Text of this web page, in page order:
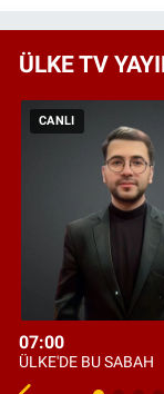
ÜLKE TV
CANLI
07:00
ÜLKE'DE BU SABAH